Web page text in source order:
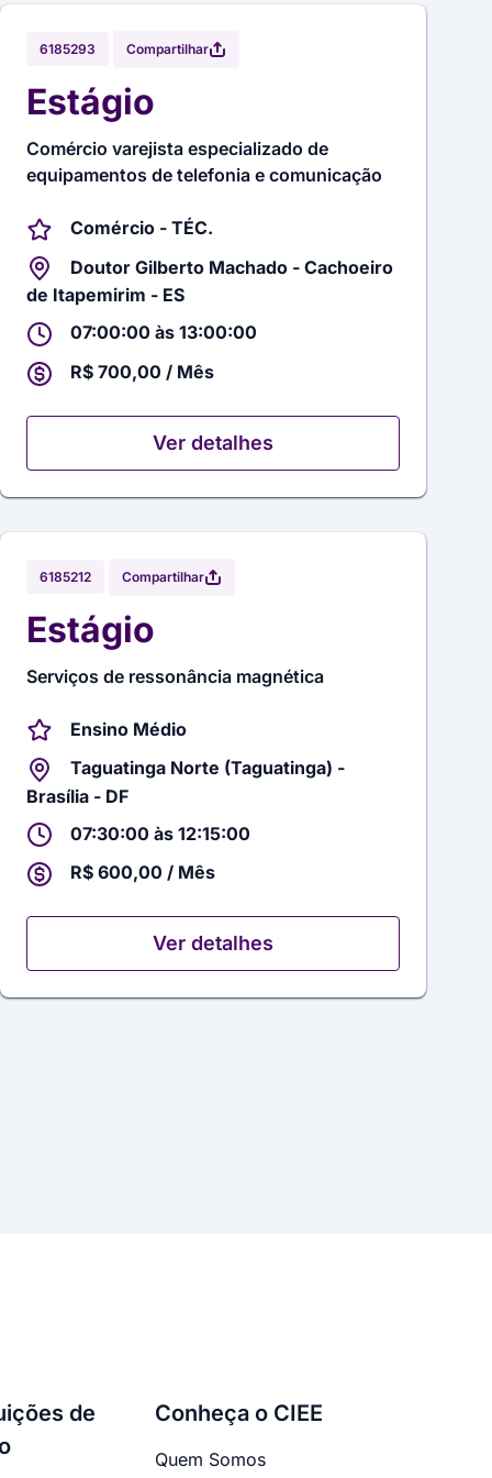
6185293 Compartilhar
Estágio
Comércio varejista especializado de
equipamentos de telefonia e comunicação
Comércio - TÉC.
Doutor Gilberto Machado - Cachoeiro
de Itapemirim - ES
07:00:00 às 13:00:00
R$ 700,00 / Mês
Ver detalhes
6185212 Compartilhar
Estágio
Serviços de ressonância magnética
Ensino Médio
Taguatinga Norte (Taguatinga) -
Brasília - DF
07:30:00 às 12:15:00
R$ 600,00 / Mês
Ver detalhes
de
Conheça o CIEE
Quem Somos